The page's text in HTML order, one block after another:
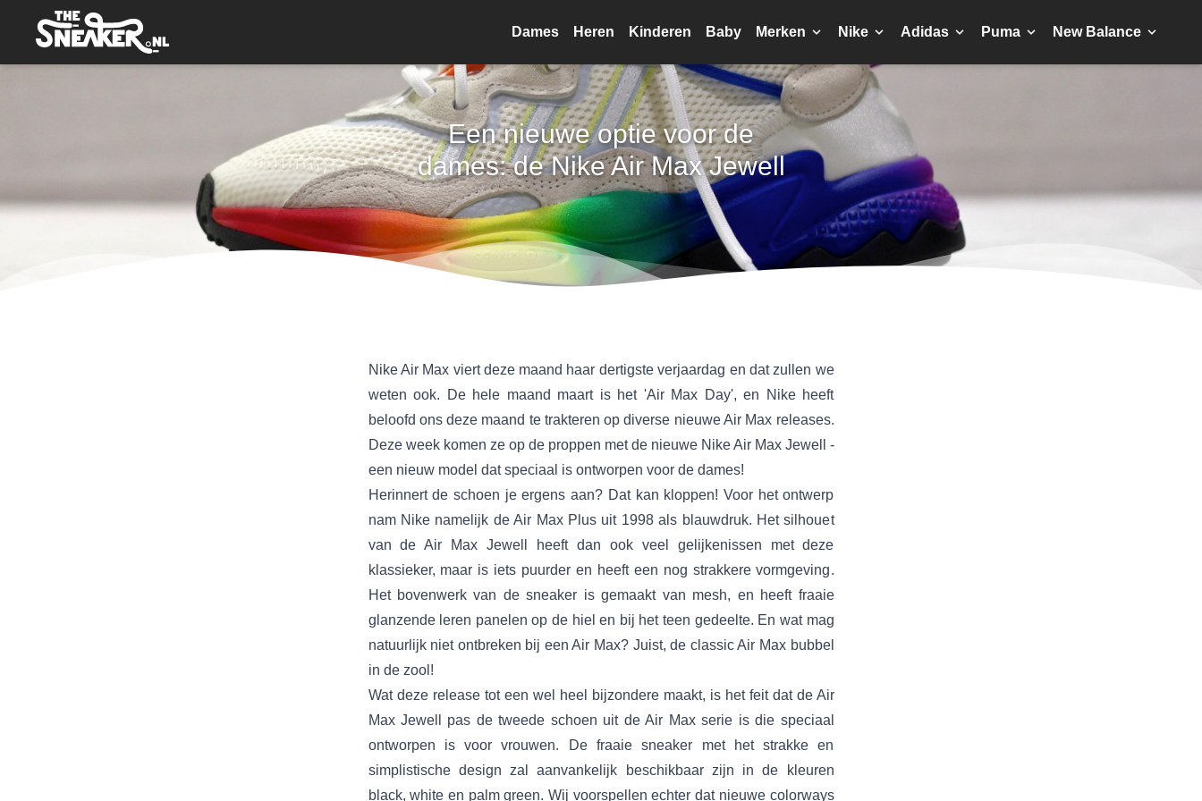
Dames Heren Kinderen Baby Merken Nike Adidas Puma New Balance
Een nieuwe optie voor de
dames: de Nike Air Max Jewell
Nike Air Max viert deze maand haar dertigste verjaardag en dat zullen we
weten ook. De hele maand maart is het 'Air Max Day', en Nike heeft
beloofd ons deze maand te trakteren op diverse nieuwe Air Max releases.
Deze week komen ze op de proppen met de nieuwe Nike Air Max Jewell -
een nieuw model dat speciaal is ontworpen voor de dames!
Herinnert de schoen je ergens aan? Dat kan kloppen! Voor het ontwerp
nam Nike namelijk de Air Max Plus uit 1998 als blauwdruk. Het silhouet
van de Air Max Jewell heeft dan ook veel gelijkenissen met deze
klassieker, maar is iets puurder en heeft een nog strakkere vormgeving.
Het bovenwerk van de sneaker is gemaakt van mesh, en heeft fraaie
glanzende leren panelen op de hiel en bij het teen gedeelte. En wat mag
natuurlijk niet ontbreken bij een Air Max? Juist, de classic Air Max bubbel
in de zool!
Wat deze release tot een wel heel bijzondere maakt, is het feit dat de Air
Max Jewell pas de tweede schoen uit de Air Max serie is die speciaal
ontworpen is voor vrouwen. De fraaie sneaker met het strakke en
simplistische design zal aanvankelijk beschikbaar zijn in de kleuren
black, white en palm green. Wij voorspellen echter dat nieuwe colorways